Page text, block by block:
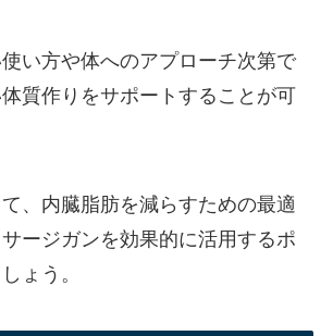
い方や体へのアプローチ次第で
質作りをサポートすることが可
、内臓脂肪を減らすための最適
ージガンを効果的に活用するポ
ょう。